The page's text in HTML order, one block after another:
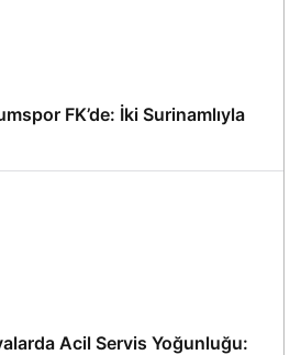
FK’de: İki Surinamlıyla
Acil Servis Yoğunluğu: